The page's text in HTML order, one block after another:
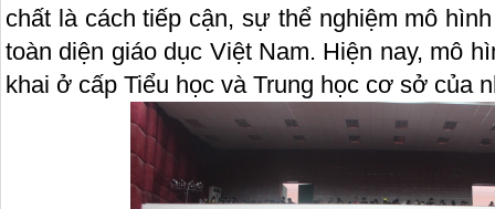
chất là cách tiếp cận, sự thể nghiệm mô
toàn diện giáo dục Việt Nam. Hiện nay, mô
khai ở cấp Tiểu học và Trung học cơ sở của